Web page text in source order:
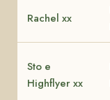
Rachel xx
Sto e
Highflyer xx